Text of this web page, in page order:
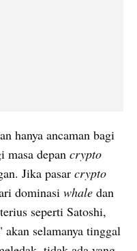
hanya ancaman bagi
depan crypto
Jika pasar crypto
dominasi whale dan
seperti Satoshi,
selamanya tinggal